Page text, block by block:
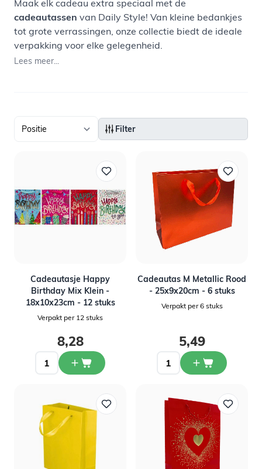
Maak elk cadeau extra speciaal met de
cadeautassen van Daily Style! Van kleine bedankjes
tot grote verrassingen, onze collectie biedt de ideale
verpakking voor elke gelegenheid.
Lees meer...
Filter
Cadeautasje Happy
Birthday Mix Klein -
18x10x23cm - 12 stuks
Verpakt per 12 stuks
8,28
Cadeautas M Metallic Rood
- 25x9x20cm - 6 stuks
Verpakt per 6 stuks
5,49